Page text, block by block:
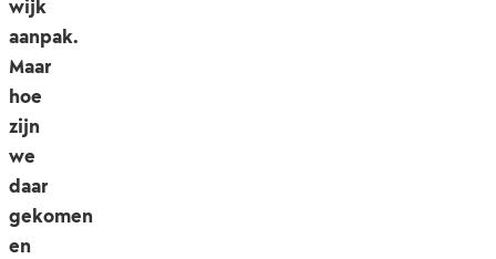
wijk
aanpak.
Maar
hoe
zijn
we
daar
gekomen
en